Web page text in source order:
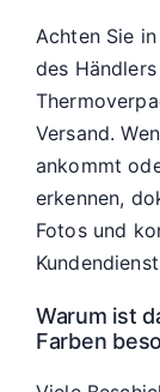
Achten Sie
des
Versand.
ankommt
erkennen,
Fotos und
Warum ist
Farben